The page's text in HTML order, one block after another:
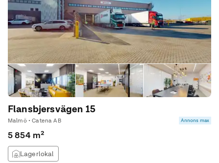
Flansbjersvägen 15
Malmö • Catena AB Annons max
5 854 m²
Lagerlokal